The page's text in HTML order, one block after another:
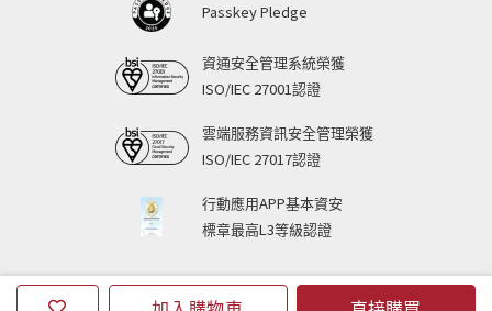
Passkey Pledge
資通安全管理系統榮獲
ISO/IEC 27001認證
雲端服務資訊安全管理榮獲
ISO/IEC 27017認證
行動應用APP基本資安
標章最高L3等級認證